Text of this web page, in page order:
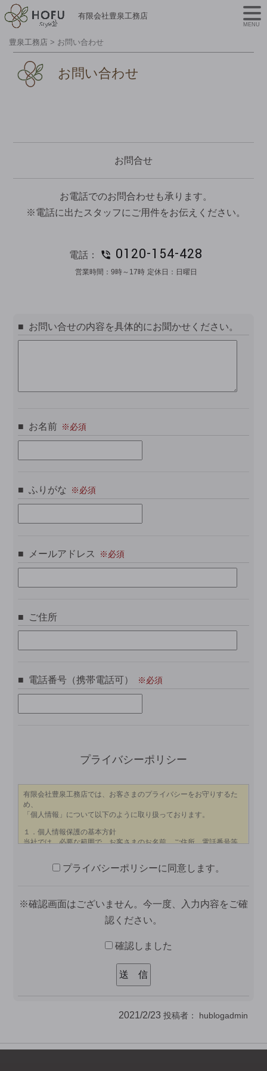
有限会社豊泉工務店
豊泉工務店 > お問い合わせ
お問い合わせ
お問合せ
お電話でのお問合わせも承ります。
※電話に出たスタッフにご用件をお伝えください。
電話： 0120-154-428
営業時間： 9時～17時 定休日： 日曜日
お問い合せの内容を具体的にお聞かせください。
お名前
ふりがな
メールアドレス
ご住所
電話番号（携帯電話可）
プライバシーポリシー
プライバシーポリシーに同意します。
※確認画面はございません。今一度、入力内容をご確
認ください。
確認しました
2021/2/23 投稿者： hublogadmin
MENU